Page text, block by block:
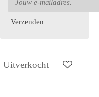
Verzenden
Uitverkocht